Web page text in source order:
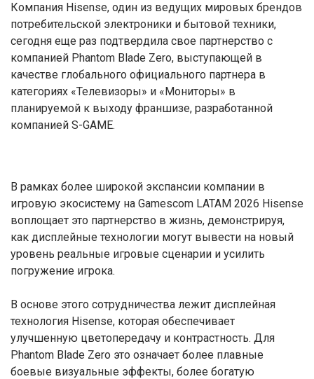
Компания Hisense, один из ведущих мировых брендов
потребительской электроники и бытовой техники,
сегодня еще раз подтвердила свое партнерство с
компанией Phantom Blade Zero, выступающей в
качестве глобального официального партнера в
категориях «Телевизоры» и «Мониторы» в
планируемой к выходу франшизе, разработанной
компанией S-GAME.
В рамках более широкой экспансии компании в
игровую экосистему на Gamescom LATAM 2026 Hisense
воплощает это партнерство в жизнь, демонстрируя,
как дисплейные технологии могут вывести на новый
уровень реальные игровые сценарии и усилить
погружение игрока.
В основе этого сотрудничества лежит дисплейная
технология Hisense, которая обеспечивает
улучшенную цветопередачу и контрастность. Для
Phantom Blade Zero это означает более плавные
боевые визуальные эффекты, более богатую